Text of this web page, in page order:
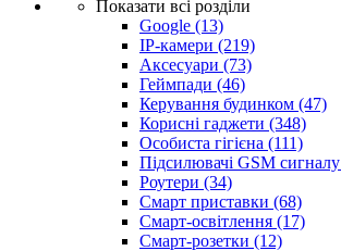
Показати всі розділи
Google (13)
IP-камери (219)
Аксесуари (73)
Геймпади (46)
Керування будинком (47)
Корисні гаджети (348)
Особиста гігієна (111)
Підсилювачі GSM сигналу
Роутери (34)
Смарт приставки (68)
Смарт-освітлення (17)
Смарт-розетки (12)